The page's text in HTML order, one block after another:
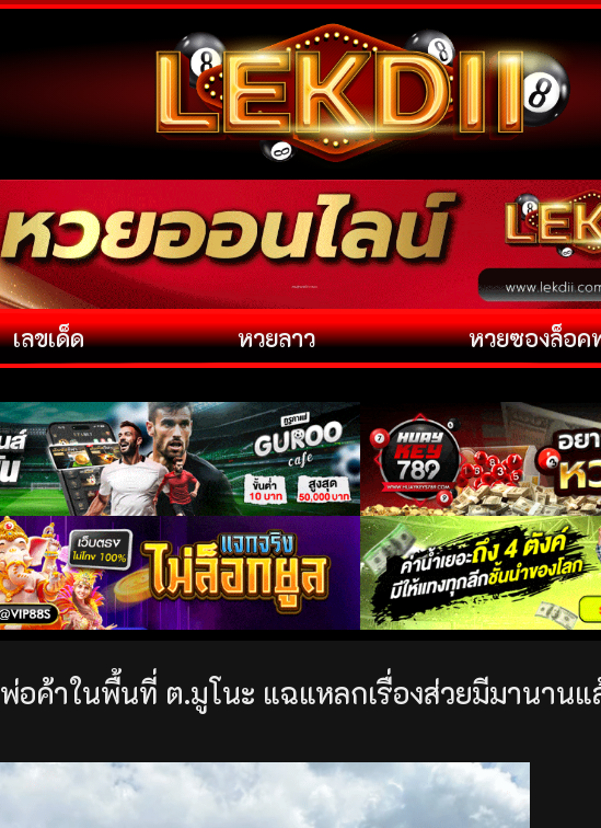
เลขเด็ด หวยลาว หวยซองล็อค
พ่อค้าในพื้นที่ ต.มูโนะ แฉแหลกเรื่องส่วยมีมานานแ